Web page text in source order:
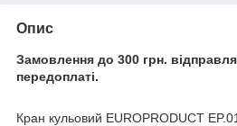
Опис
Замовлення до 300 грн.
передоплаті.
Кран кульовий EUROPRODUCT